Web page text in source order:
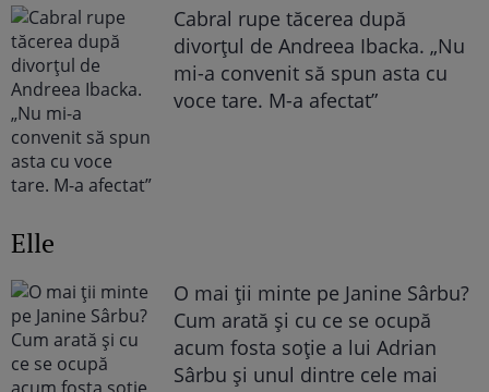
Cabral rupe tăcerea după
divorțul de Andreea Ibacka. „Nu
mi-a convenit să spun asta cu
voce tare. M-a afectat”
Elle
O mai ții minte pe Janine Sârbu?
Cum arată și cu ce se ocupă
acum fosta soție a lui Adrian
Sârbu și unul dintre cele mai